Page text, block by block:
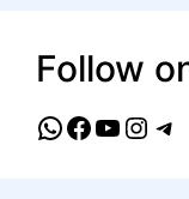
Follow
WhatsApp
Facebook